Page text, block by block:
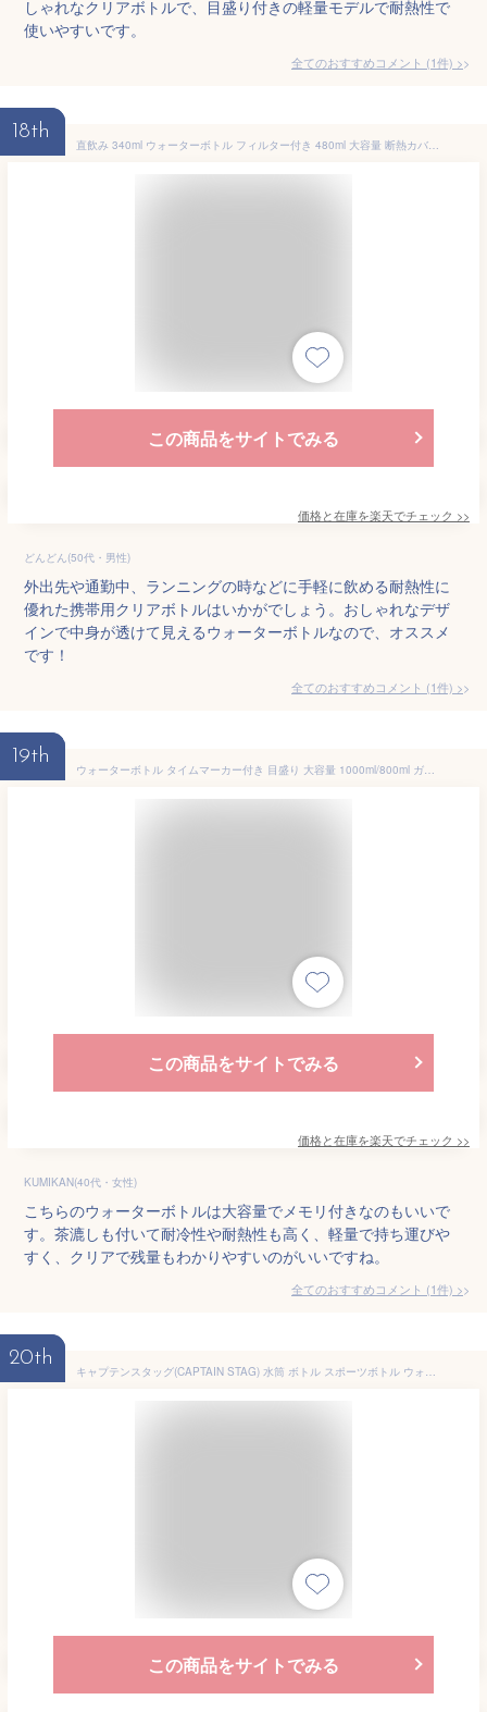
しゃれなクリアボトルで、目盛り付きの軽量モデルで耐熱性で
使いやすいです。
全てのおすすめコメント (1件) >
18th
直飲み 340ml ウォーターボトル フィルター付き 480ml 大容量 断熱カバー付き 水筒 ガラスカップ マイボトル 漏れない ボトル ガラス クリアボトル ガラス瓶 コンパクト シンプル スポーツ ボトル 持ち運び 持ち手付き 紅茶 耐熱 透明
この商品をサイトでみる
価格と在庫を楽天でチェック >>
どんどん(50代・男性)
外出先や通勤中、ランニングの時などに手軽に飲める耐熱性に
優れた携帯用クリアボトルはいかがでしょう。おしゃれなデザ
インで中身が透けて見えるウォーターボトルなので、オススメ
です！
全てのおすすめコメント (1件) >
19th
ウォーターボトル タイムマーカー付き 目盛り 大容量 1000ml/800ml ガラス製 ボトル マグボトル 木の蓋 漏れ防止 軽量 耐冷 耐熱 送料無料 茶こし付き 男女兼用 透明 直飲み 水筒 大人 持ち運び 通学 通勤 おしゃれ ランニング スポーツ アウトドア 自転車 ジム 水分補給
この商品をサイトでみる
価格と在庫を楽天でチェック >>
KUMIKAN(40代・女性)
こちらのウォーターボトルは大容量でメモリ付きなのもいいで
す。茶漉しも付いて耐冷性や耐熱性も高く、軽量で持ち運びや
すく、クリアで残量もわかりやすいのがいいですね。
全てのおすすめコメント (1件) >
20th
キャプテンスタッグ(CAPTAIN STAG) 水筒 ボトル スポーツボトル ウォーターボトル 1000ml 直飲み ライス目盛り付き 6合 ホワイト UE-3395
この商品をサイトでみる